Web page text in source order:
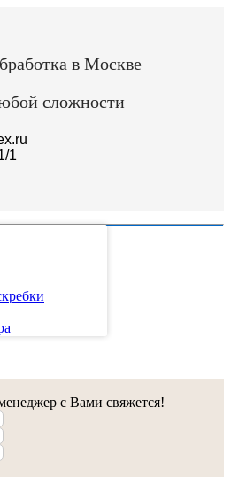
в Москве
сложности
1
с Вами свяжется!